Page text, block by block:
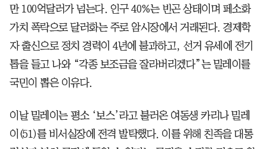
만 100억달러가 넘는다. 인구 40%는 빈곤 상태이며 페소화
가치 폭락으로 달러화는 주로 암시장에서 거래된다. 경제학
자 출신으로 정치 경력이 4년에 불과하고, 선거 유세에 전기
톱을 들고 나와 “각종 보조금을 잘라버리겠다”는 밀레이를
국민이 뽑은 이유다.
이날 밀레이는 평소 ‘보스’라고 불러온 여동생 카리나 밀레
이(51)를 비서실장에 전격 발탁했다. 이를 위해 친족을 대통